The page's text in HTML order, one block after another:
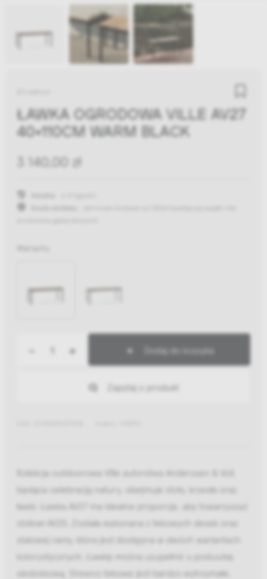
ŁAWKA OGRODOWA VILLE AV27
40X110CM WARM BLACK
3 140,00 zł
Warianty
+ Dodaj do koszyka
Zapytaj o produkt
Kolekcja outdoorowa Ville autorstwa Anderssen & Voll,
będąca celebracją natury, obejmuje stoły, krzesła oraz
ławki. Ławka AV27 ma idealne proporcje, aby towarzyszyć
stołowi AV25. Została wykonana z tekowych desek oraz
stalowej ramy, która jest dostępna w dwóch wariantach
kolorystycznych. Ławkę można uzupełnić o poduszkę
siedziskową. Drewno tekowe jest bardzo wytrzymałe,